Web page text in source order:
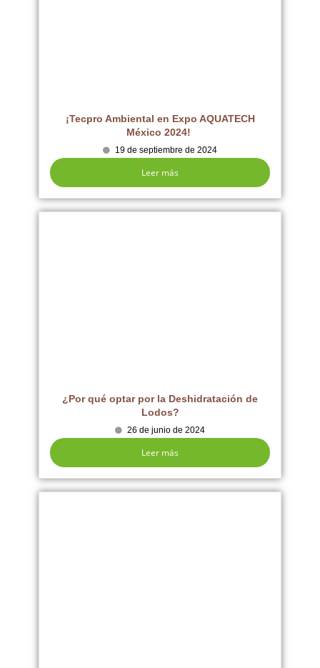
¡Tecpro Ambiental en Expo AQUATECH
México 2024!
19 de septiembre de 2024
Leer más
¿Por qué optar por la Deshidratación de
Lodos?
26 de junio de 2024
Leer más